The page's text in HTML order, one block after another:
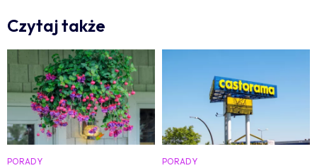
Czytaj także
PORADY PORADY